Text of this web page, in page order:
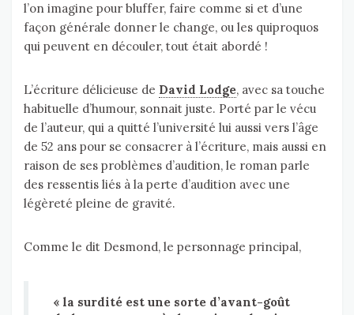
l’on imagine pour bluffer, faire comme si et d’une
façon générale donner le change, ou les quiproquos
qui peuvent en découler, tout était abordé !
L’écriture délicieuse de David Lodge, avec sa touche
habituelle d’humour, sonnait juste. Porté par le vécu
de l’auteur, qui a quitté l’université lui aussi vers l’âge
de 52 ans pour se consacrer à l’écriture, mais aussi en
raison de ses problèmes d’audition, le roman parle
des ressentis liés à la perte d’audition avec une
légèreté pleine de gravité.
Comme le dit Desmond, le personnage principal,
« la surdité est une sorte d’avant-goût